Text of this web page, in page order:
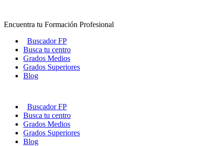
contenido
Encuentra tu Formación Profesional
Buscador FP
Busca tu centro
Grados Medios
Grados Superiores
Blog
Buscador FP
Busca tu centro
Grados Medios
Grados Superiores
Blog